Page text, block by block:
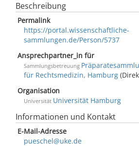
Beschreibung
Permalink
https://portal.wissenschaftliche-
sammlungen.de/Person/5737
Ansprechpartner_in für
Sammlungsbetreuung
für Rechtsmedizin, Hamburg
Organisation
Universität Universität Hamburg
Informationen und Kontakt
E-Mail-Adresse
pueschel@uke.de